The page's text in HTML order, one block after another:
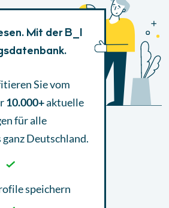
Mit der B_I
Sie vom
10.000+aktuelle
für alle
ganz Deutschland.
speichern